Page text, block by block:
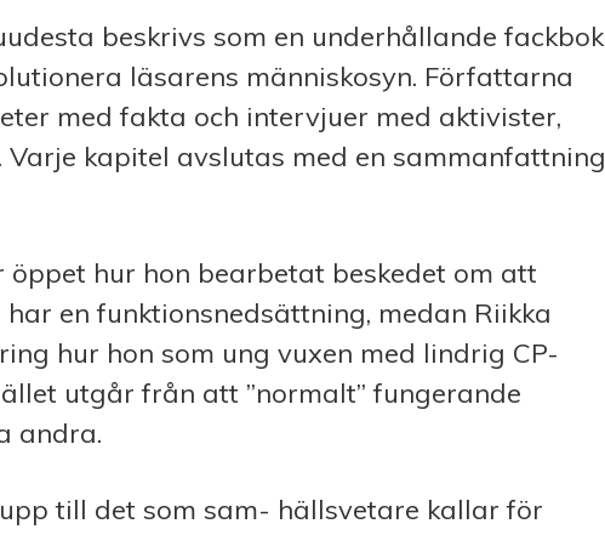
beskrivs som en underhållande fackbok
läsarens människosyn. Författarna
med fakta och intervjuer med aktivister,
Varje kapitel avslutas med en sammanfattning
hur hon bearbetat beskedet om att
en funktionsnedsättning, medan Riikka
hur hon som ung vuxen med lindrig CP-
utgår från att ”normalt” fungerande
andra.
till det som sam- hällsvetare kallar för